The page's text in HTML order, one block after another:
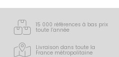
15 000 références à bas prix
toute l’année
Livraison dans toute la
France métropolitaine